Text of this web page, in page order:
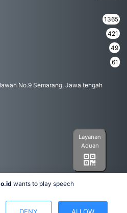
1365
421
49
61
No.9 Semarang, Jawa tengah
Layanan
Aduan
wants to play speech
DENY ALLOW